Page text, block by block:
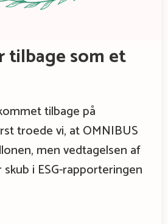
tilbage som et
tilbage på
troede vi, at OMNIBUS
men vedtagelsen af
i ESG-rapporteringen